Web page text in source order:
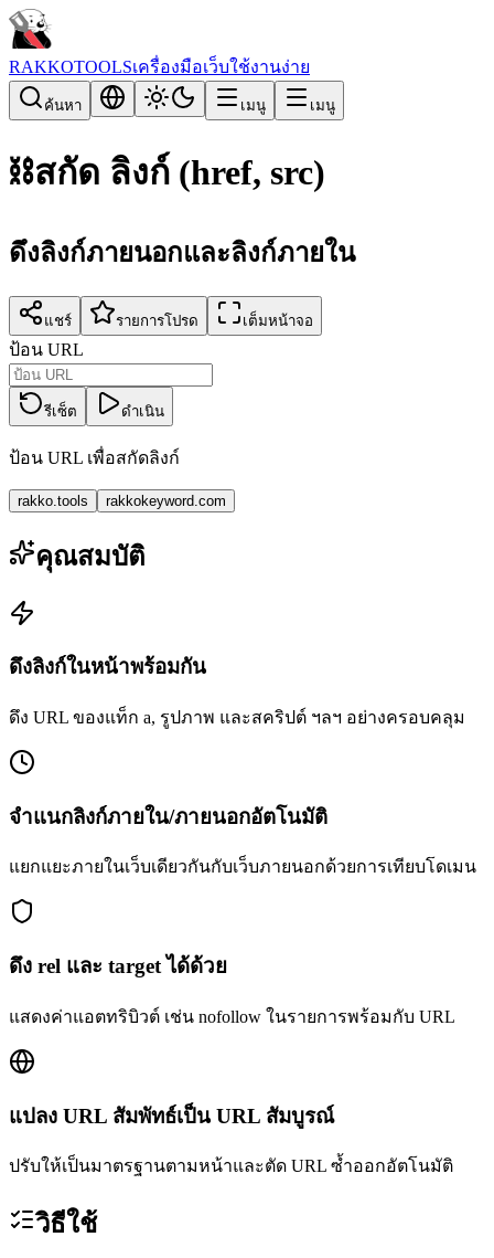
RAKKOTOOLSเครื่องมือเว็บใช้งานง่าย
ค้นหา เมนู เมนู
⛓️สกัด ลิงก์ (href, src)
ดึงลิงก์ภายนอกและลิงก์ภายใน
แชร์ รายการโปรด เต็มหน้าจอ
ป้อน URL
รีเซ็ต ดำเนิน
ป้อน URL เพื่อสกัดลิงก์
rakko.tools rakkokeyword.com
คุณสมบัติ
ดึงลิงก์ในหน้าพร้อมกัน
ดึง URL ของแท็ก a, รูปภาพ และสคริปต์ ฯลฯ อย่างครอบคลุม
จำแนกลิงก์ภายใน/ภายนอกอัตโนมัติ
แยกแยะภายในเว็บเดียวกันกับเว็บภายนอกด้วยการเทียบโดเมน
ดึง rel และ target ได้ด้วย
แสดงค่าแอตทริบิวต์ เช่น nofollow ในรายการพร้อมกับ URL
แปลง URL สัมพัทธ์เป็น URL สัมบูรณ์
ปรับให้เป็นมาตรฐานตามหน้าและตัด URL ซ้ำออกอัตโนมัติ
วิธีใช้